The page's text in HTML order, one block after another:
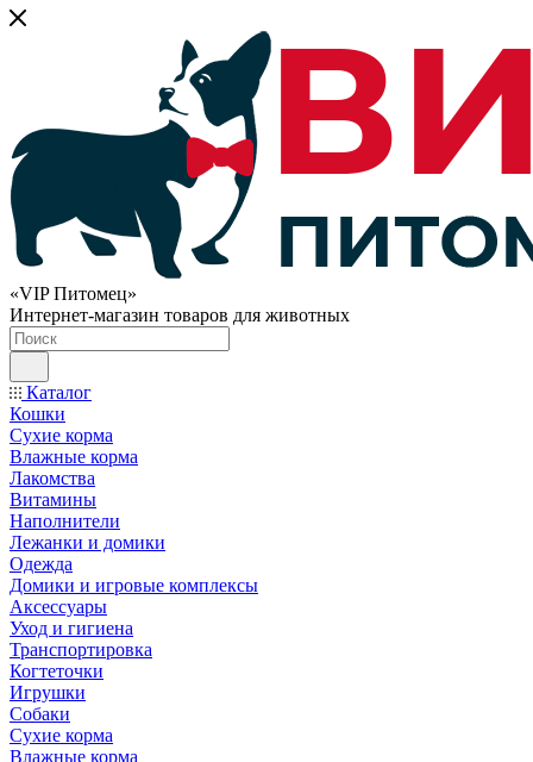
«VIP Питомец»
Интернет-магазин товаров для животных
Каталог
Кошки
Сухие корма
Влажные корма
Лакомства
Витамины
Наполнители
Лежанки и домики
Одежда
Домики и игровые комплексы
Аксессуары
Уход и гигиена
Транспортировка
Когтеточки
Игрушки
Собаки
Сухие корма
Влажные корма